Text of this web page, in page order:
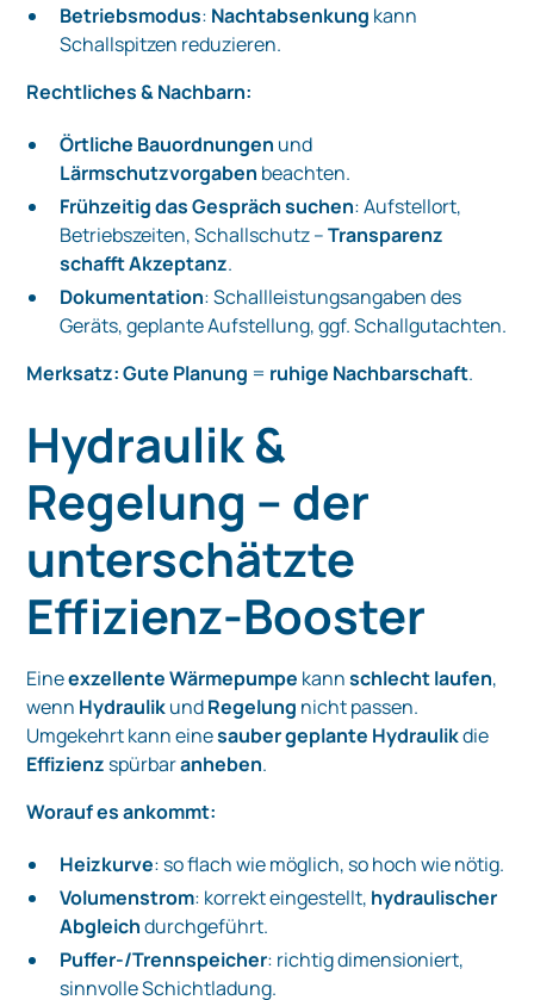
Betriebsmodus: Nachtabsenkung kann
Schallspitzen reduzieren.
Rechtliches & Nachbarn:
Örtliche Bauordnungen und
Lärmschutzvorgaben beachten.
Frühzeitig das Gespräch suchen: Aufstellort,
Betriebszeiten, Schallschutz –Transparenz
schafft Akzeptanz.
Dokumentation: Schallleistungsangaben des
Geräts, geplante Aufstellung, ggf. Schallgutachten.
Merksatz:Gute Planung = ruhige Nachbarschaft.
Hydraulik &
Regelung – der
unterschätzte
Effizienz-Booster
Eineexzellente Wärmepumpe kannschlecht laufen,
wenn HydraulikundRegelung nicht passen.
Umgekehrt kann einesauber geplante Hydraulikdie
Effizienz spürbaranheben.
Worauf es ankommt:
Heizkurve: so flach wie möglich, so hoch wie nötig.
Volumenstrom: korrekt eingestellt, hydraulischer
Abgleichdurchgeführt.
Puffer-/Trennspeicher: richtig dimensioniert,
sinnvolle Schichtladung.